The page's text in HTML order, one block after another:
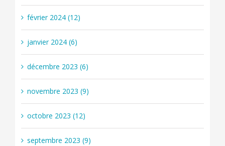
février 2024 (12)
janvier 2024 (6)
décembre 2023 (6)
novembre 2023 (9)
octobre 2023 (12)
septembre 2023 (9)